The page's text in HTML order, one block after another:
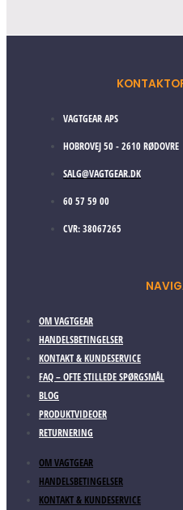
VAGTGEAR APS
HOBROVEJ 50 - 2610 RØDOVRE
SALG@VAGTGEAR.DK
60 57 59 00
CVR: 38067265
OM VAGTGEAR
HANDELSBETINGELSER
KONTAKT & KUNDESERVICE
FAQ – OFTE STILLEDE SPØRGSMÅL
BLOG
PRODUKTVIDEOER
RETURNERING
OM VAGTGEAR
HANDELSBETINGELSER
KONTAKT & KUNDESERVICE